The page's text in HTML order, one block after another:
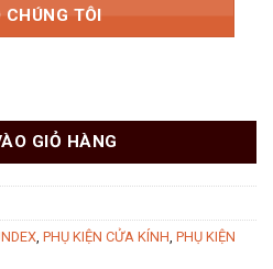
CHÚNG TÔI
718.15.277 số lượng
GIỎ HÀNG
, PHỤ KIỆN CỬA KÍNH, PHỤ KIỆN